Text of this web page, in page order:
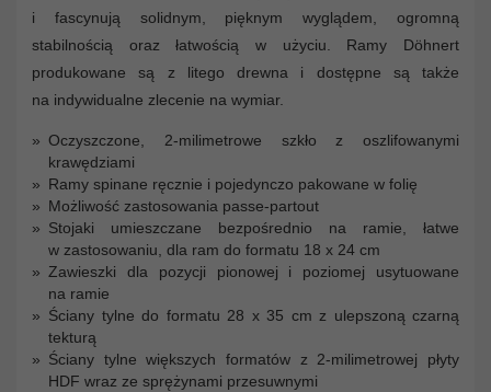
i fascynują solidnym, pięknym wyglądem, ogromną
stabilnością oraz łatwością w użyciu. Ramy Döhnert
produkowane są z litego drewna i dostępne są także
na indywidualne zlecenie na wymiar.
Oczyszczone, 2-milimetrowe szkło z oszlifowanymi
krawędziami
Ramy spinane ręcznie i pojedynczo pakowane w folię
Możliwość zastosowania passe-partout
Stojaki umieszczane bezpośrednio na ramie, łatwe
w zastosowaniu, dla ram do formatu 18 x 24 cm
Zawieszki dla pozycji pionowej i poziomej usytuowane
na ramie
Ściany tylne do formatu 28 x 35 cm z ulepszoną czarną
tekturą
Ściany tylne większych formatów z 2-milimetrowej płyty
HDF wraz ze sprężynami przesuwnymi